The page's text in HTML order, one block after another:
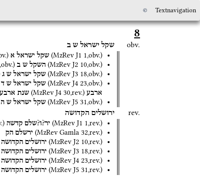
© Textnavigation
8
obv. שקל ישראל ש ב
(MzRev J1 1,obv.) שקל ישראל א )
(MzRev J2 10,obv.) השקל ש ב ,obv.)
(MzRev J3 18,obv.) שקל ישראל ש ג
(MzRev J4 23,obv.) שקל ישראל ש ד
ארבע
(MzRev J4 30,rev.) שנת ארבע
(MzRev J5 31,obv.) שקל ישראל ש ה
rev. ירושלים הקדושה
(MzRev J1 1,rev.) יר?ו?שלם קדשה )
(MzRev Gamla 32,rev.) ירשלם הק
(MzRev J2 10,rev.) ירושלים הקדושה
(MzRev J3 18,rev.) ירושלים הקדושה
(MzRev J4 23,rev.) ירושלים הקדושה
(MzRev J5 31,rev.) ירושלים הקדושה